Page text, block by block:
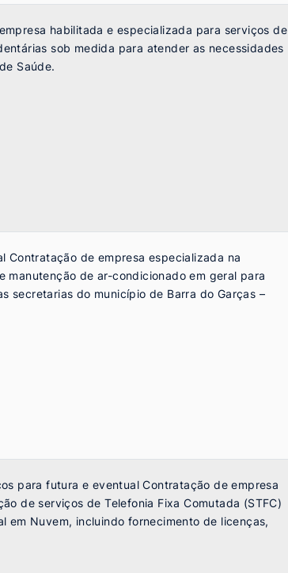
habilitada e especializada para serviços de
sob medida para atender as necessidades
Saúde.
Contratação de empresa especializada na
manutenção de ar-condicionado em geral para
secretarias do município de Barra do Garças –
para futura e eventual Contratação de empresa
de serviços de Telefonia Fixa Comutada (STFC)
em Nuvem, incluindo fornecimento de licenças,